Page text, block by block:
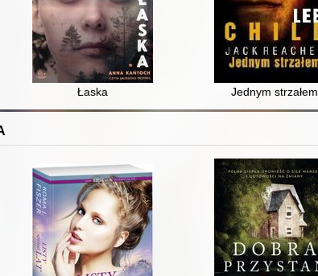
dźwiękowy] Łaska Jednym strzałem